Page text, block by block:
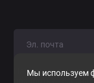
Мы используем
Нажимая на
обработку